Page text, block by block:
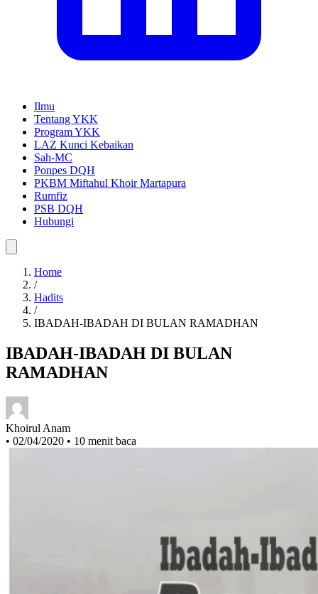
Ilmu
Tentang YKK
Program YKK
LAZ Kunci Kebaikan
Sah-MC
Ponpes DQH
PKBM Miftahul Khoir Martapura
Rumfiz
PSB DQH
Home
/
Hadits
/
IBADAH-IBADAH DI BULAN
Khoirul Anam